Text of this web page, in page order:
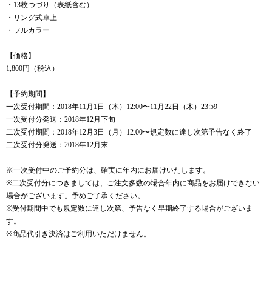
・13枚つづり（表紙含む）
・リング式卓上
・フルカラー
【価格】
1,800円（税込）
【予約期間】
一次受付期間：2018年11月1日（木）12:00〜11月22日（木）23:59
一次受付分発送：2018年12月下旬
二次受付期間：2018年12月3日（月）12:00〜規定数に達し次第予告なく終了
二次受付分発送：2018年12月末
※一次受付中のご予約分は、確実に年内にお届けいたします。
※二次受付分につきましては、ご注文多数の場合年内に商品をお届けできない
場合がございます。予めご了承ください。
※受付期間中でも規定数に達し次第、予告なく早期終了する場合がございま
す。
※商品代引き決済はご利用いただけません。